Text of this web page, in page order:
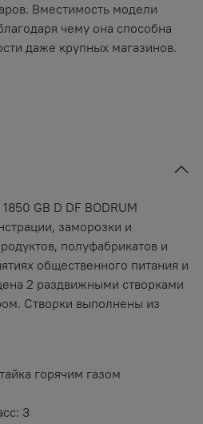
Вместимость модели
чему она способна
даже крупных магазинов.
GB D DF BODRUM
заморозки и
полуфабрикатов и
общественного питания и
2 раздвижными створками
Створки выполнены из
горячим газом
3